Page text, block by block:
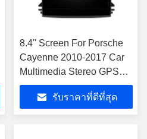
การ์ฟรี การ์ฟรี การ์ฟรี การ์
การ์ฟรี การ์ฟรี การ์ฟรี การ์
ฟรี การ์ฟรี การ์ฟรี การ์ฟรี
การ์ฟรี การ์ฟรี การ์ฟรี
8.4'' Screen For Porsche
Cayenne 2010-2017 Car
Multimedia Stereo GPS
CarPlay Player เครื่องเล่น
การเล่นรถยนต์รับราคาที่ดีที่สุด